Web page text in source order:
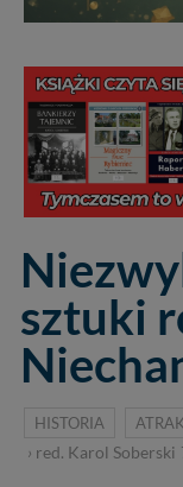
sztuki
HISTORIA
› red. Karol Soberski